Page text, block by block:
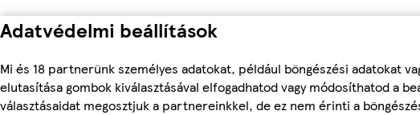
Adatvédelmi beállítások
Mi és 18 partnerünk személyes adatokat, például böngészési adatokat
elutasítása gombok kiválasztásával elfogadhatod vagy módosíthatod a
választásaidat megosztjuk a partnereinkkel, de ez nem érinti a